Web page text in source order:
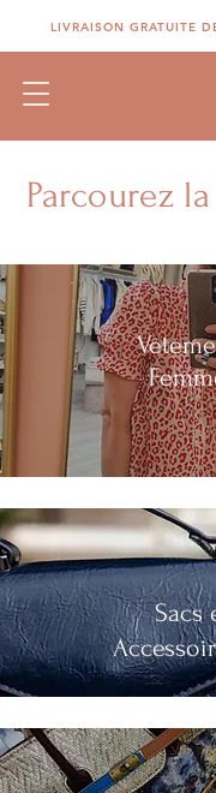
LIVRAISON GRATUITE
Parcourez la
.
.
Sacs
.